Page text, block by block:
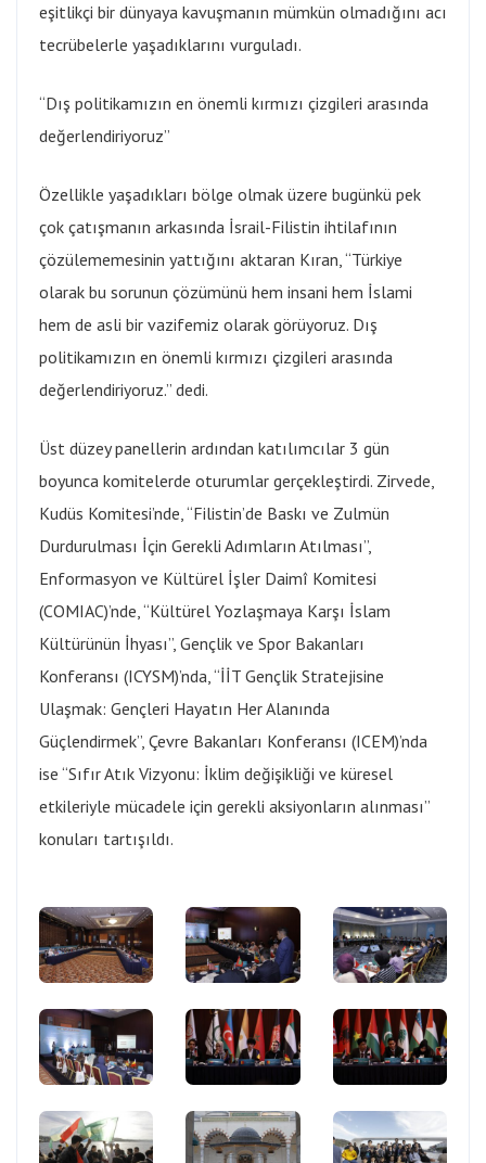
eşitlikçi bir dünyaya kavuşmanın mümkün olmadığını acı
tecrübelerle yaşadıklarını vurguladı.
“Dış politikamızın en önemli kırmızı çizgileri arasında
değerlendiriyoruz”
Özellikle yaşadıkları bölge olmak üzere bugünkü pek
çok çatışmanın arkasında İsrail-Filistin ihtilafının
çözülememesinin yattığını aktaran Kıran, “Türkiye
olarak bu sorunun çözümünü hem insani hem İslami
hem de asli bir vazifemiz olarak görüyoruz. Dış
politikamızın en önemli kırmızı çizgileri arasında
değerlendiriyoruz.” dedi.
Üst düzey panellerin ardından katılımcılar 3 gün
boyunca komitelerde oturumlar gerçekleştirdi. Zirvede,
Kudüs Komitesi’nde, “Filistin’de Baskı ve Zulmün
Durdurulması İçin Gerekli Adımların Atılması”,
Enformasyon ve Kültürel İşler Daimî Komitesi
(COMIAC)’nde, “Kültürel Yozlaşmaya Karşı İslam
Kültürünün İhyası”, Gençlik ve Spor Bakanları
Konferansı (ICYSM)’nda, “İİT Gençlik Stratejisine
Ulaşmak: Gençleri Hayatın Her Alanında
Güçlendirmek”, Çevre Bakanları Konferansı (ICEM)’nda
ise “Sıfır Atık Vizyonu: İklim değişikliği ve küresel
etkileriyle mücadele için gerekli aksiyonların alınması”
konuları tartışıldı.